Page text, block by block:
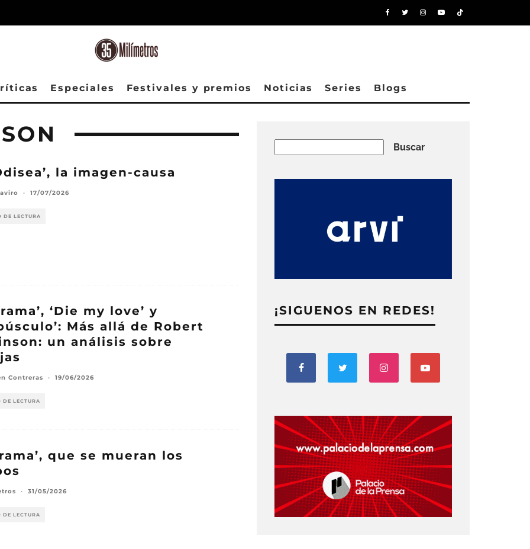
Especiales Festivales y premios Noticias Series Blogs
la imagen-causa
· 17/07/2026
DE LECTURA
‘Die my love’ y
Más allá de Robert
un análisis sobre
Contreras · 19/06/2026
DE LECTURA
que se mueran los
· 31/05/2026
DE LECTURA
Buscar
¡SIGUENOS EN REDES!